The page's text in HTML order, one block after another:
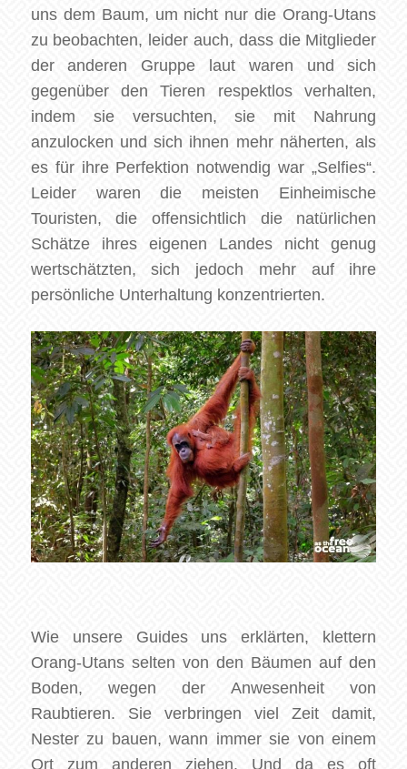
uns dem Baum, um nicht nur die Orang-Utans
zu beobachten, leider auch, dass die Mitglieder
der anderen Gruppe laut waren und sich
gegenüber den Tieren respektlos verhalten,
indem sie versuchten, sie mit Nahrung
anzulocken und sich ihnen mehr näherten, als
es für ihre Perfektion notwendig war „Selfies“.
Leider waren die meisten Einheimische
Touristen, die offensichtlich die natürlichen
Schätze ihres eigenen Landes nicht genug
wertschätzten, sich jedoch mehr auf ihre
persönliche Unterhaltung konzentrierten.
Wie unsere Guides uns erklärten, klettern
Orang-Utans selten von den Bäumen auf den
Boden, wegen der Anwesenheit von
Raubtieren. Sie verbringen viel Zeit damit,
Nester zu bauen, wann immer sie von einem
Ort zum anderen ziehen. Und da es oft